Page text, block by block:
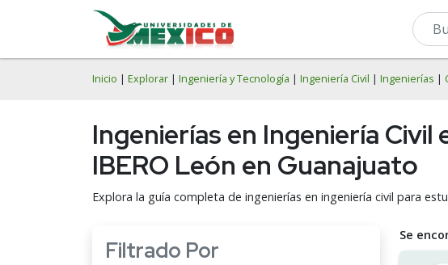
Inicio | Explorar | Ingeniería y Tecnología | Ingeniería Civil | Ingenierías |
Ingenierías en Ingeniería
IBERO León en Guanajuato
Explora la guía completa de ingenierías en ingeniería civil para
Filtrado Por
Se